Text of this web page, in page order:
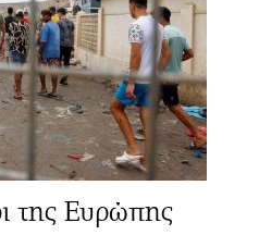
της Ευρώπης